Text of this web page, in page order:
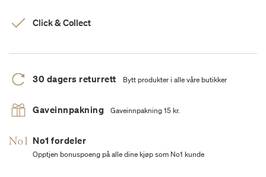
Click & Collect
30 dagers returrett Bytt produkter i alle våre butikker
Gaveinnpakning Gaveinnpakning 15 kr.
No1 fordeler
Opptjen bonuspoeng på alle dine kjøp som No1 kunde